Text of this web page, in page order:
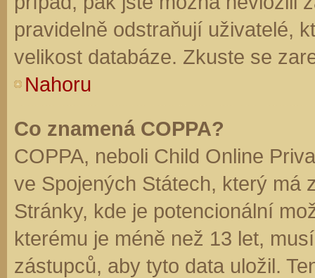
pravidelně odstraňují uživatelé,
velikost databáze. Zkuste se
Nahoru
Co znamená COPPA?
COPPA, neboli Child Online
ve Spojených Státech, který má
Stránky, kde je potencionální
kterému je méně než 13 let,
zástupců, aby tyto data uložil.